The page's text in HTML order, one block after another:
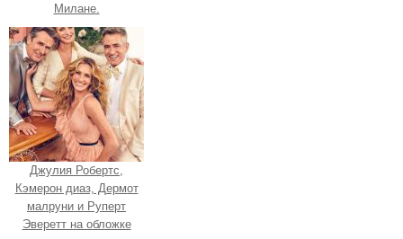
Милане.
Джулия Робертс,
Кэмерон диаз, Дермот
малруни и Руперт
Эверетт на обложке